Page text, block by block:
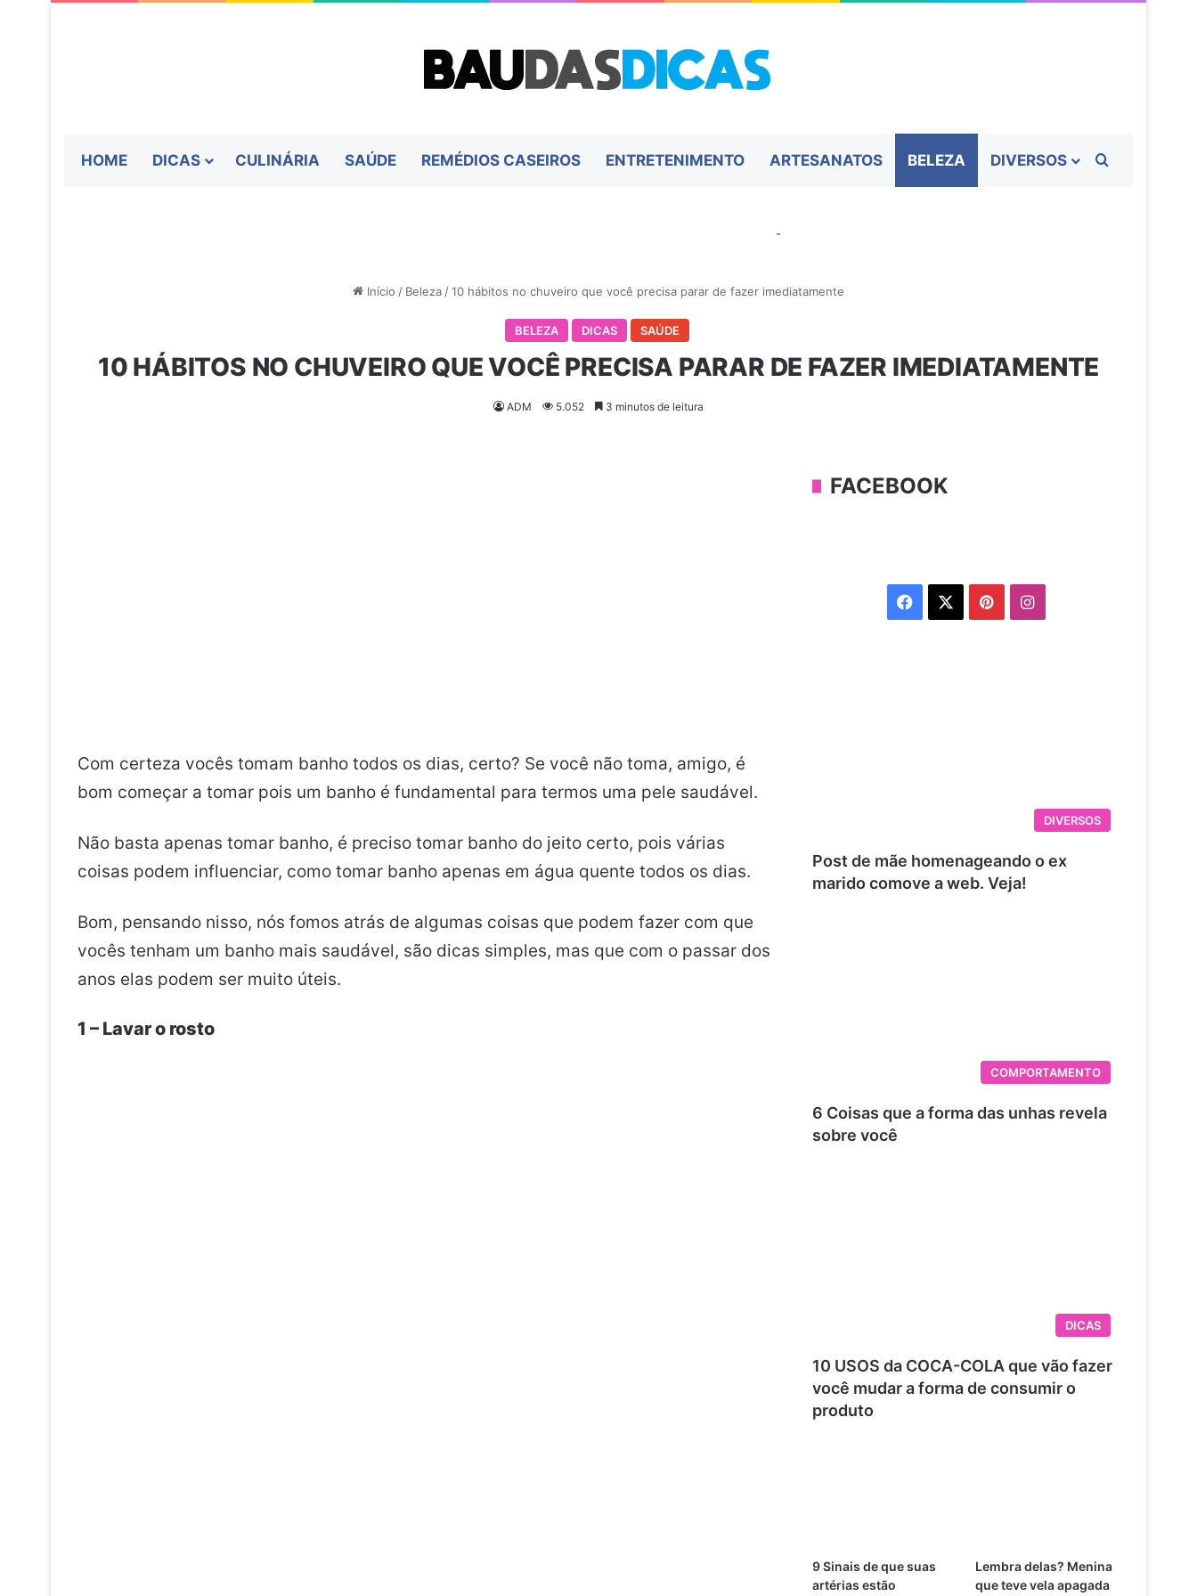
HOME DICAS CULINÁRIA SAÚDE REMÉDIOS CASEIROS ENTRETENIMENTO ARTESANATOS BELEZA DIVERSOS
-
Início / Beleza /10 hábitos no chuveiro que você precisa parar de fazer imediatamente
BELEZA DICAS SAÚDE
10 HÁBITOS NO CHUVEIRO QUE VOCÊ PRECISA PARAR DE FAZER IMEDIATAMENTE
ADM 5.052 3 minutos de leitura
Com certeza vocês tomam banho todos os dias, certo? Se você não toma, amigo, é
bom começar a tomar pois um banho é fundamental para termos uma pele saudável.
Não basta apenas tomar banho, é preciso tomar banho do jeito certo, pois várias
coisas podem influenciar, como tomar banho apenas em água quente todos os dias.
Bom, pensando nisso, nós fomos atrás de algumas coisas que podem fazer com que
vocês tenham um banho mais saudável, são dicas simples, mas que com o passar dos
anos elas podem ser muito úteis.
1 – Lavar o rosto
FACEBOOK
Facebook PinterestInstagram
DIVERSOS
Post de mãe homenageando o ex
marido comove a web. Veja!
COMPORTAMENTO
6 Coisas que a forma das unhas revela
sobre você
DICAS
10 USOS da COCA-COLA que vão fazer
você mudar a forma de consumir o
produto
9 Sinais de que suas
artérias estão
Lembra delas? Menina
que teve vela apagada